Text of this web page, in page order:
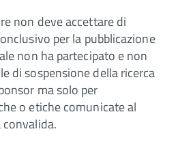
non deve accettare di
per la pubblicazione
non ha partecipato e non
di sospensione della ricerca
ma solo per
o etiche comunicate al